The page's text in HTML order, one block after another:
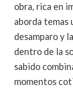
obra, rica en
aborda temas
desamparo y
dentro de la
sabido
momentos